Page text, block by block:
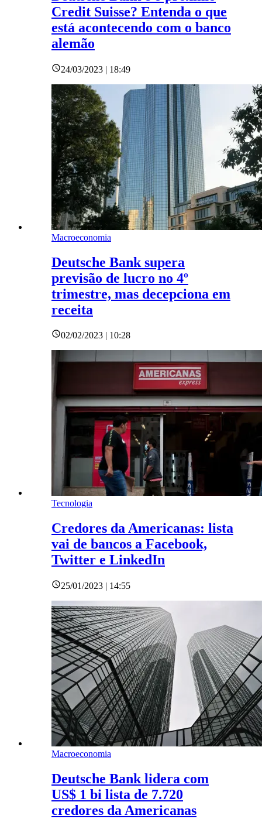
Credit Suisse? Entenda o que
está acontecendo com o banco
alemão
24/03/2023 | 18:49
Macroeconomia
Deutsche Bank supera
previsão de lucro no 4º
trimestre, mas decepciona em
receita
02/02/2023 | 10:28
Tecnologia
Credores da Americanas: lista
vai de bancos a Facebook,
Twitter e LinkedIn
25/01/2023 | 14:55
Macroeconomia
Deutsche Bank lidera com
US$ 1 bi lista de 7.720
credores da Americanas